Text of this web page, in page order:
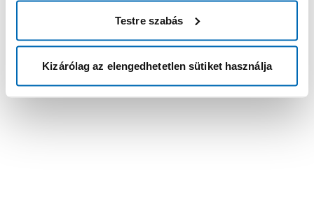
Testre szabás
Kizárólag az elengedhetetlen sütiket használja